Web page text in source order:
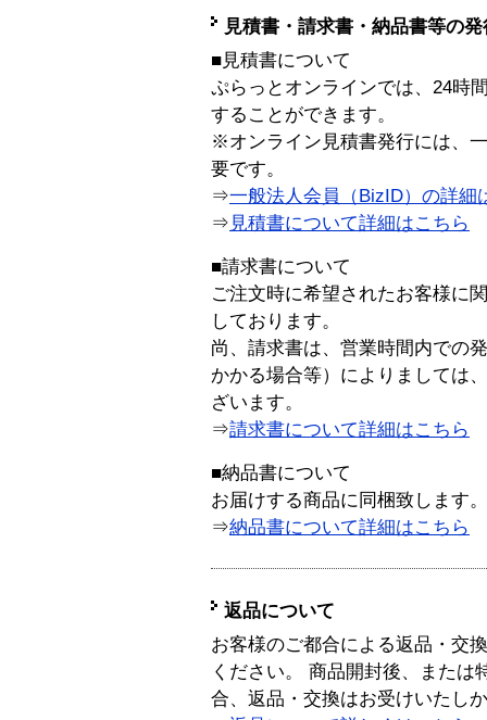
見積書・請求書・納品書等の
■見積書について
ぷらっとオンラインでは、24時
することができます。
※オンライン見積書発行には、
要です。
⇒一般法人会員（BizID）の詳細
⇒ 見積書について詳細はこちら
■請求書について
ご注文時に希望されたお客様に
しております。
尚、請求書は、営業時間内での
かかる場合等）によりましては
ざいます。
⇒請求書について詳細はこちら
■納品書について
お届けする商品に同梱致します。
⇒納品書について詳細はこちら
返品について
お客様のご都合による返品・交
ください。 商品開封後、または
合、返品・交換はお受けいたし